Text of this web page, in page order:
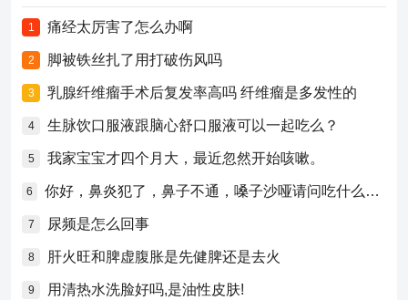
1 痛经太厉害了怎么办啊
2 脚被铁丝扎了用打破伤风吗
3 乳腺纤维瘤手术后复发率高吗 纤维瘤是多发性的
4 生脉饮口服液跟脑心舒口服液可以一起吃么？
5 我家宝宝才四个月大，最近忽然开始咳嗽。
6 你好，鼻炎犯了，鼻子不通，嗓子沙哑请问吃什么药比较好？
7 尿频是怎么回事
8 肝火旺和脾虚腹胀是先健脾还是去火
9 用清热水洗脸好吗,是油性皮肤!